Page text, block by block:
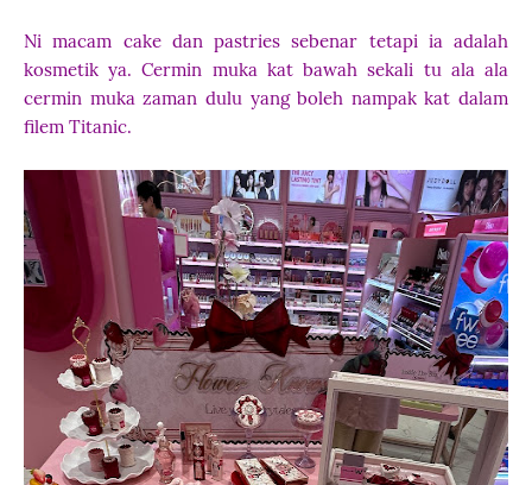
Ni macam cake dan pastries sebenar tetapi ia adalah
kosmetik ya. Cermin muka kat bawah sekali tu ala ala
cermin muka zaman dulu yang boleh nampak kat dalam
filem Titanic.